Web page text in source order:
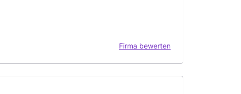
Firma bewerten